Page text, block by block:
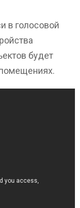
в голосовой
будет